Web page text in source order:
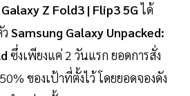
Galaxy Z Fold3 | Flip3 5Gได้
Samsung Galaxy Unpacked:
ซึ่งเพียงแค่ 2 วันแรก ยอดการสั่ง
ของเป้าที่ตั้งไว้ โดยยอดจองดัง